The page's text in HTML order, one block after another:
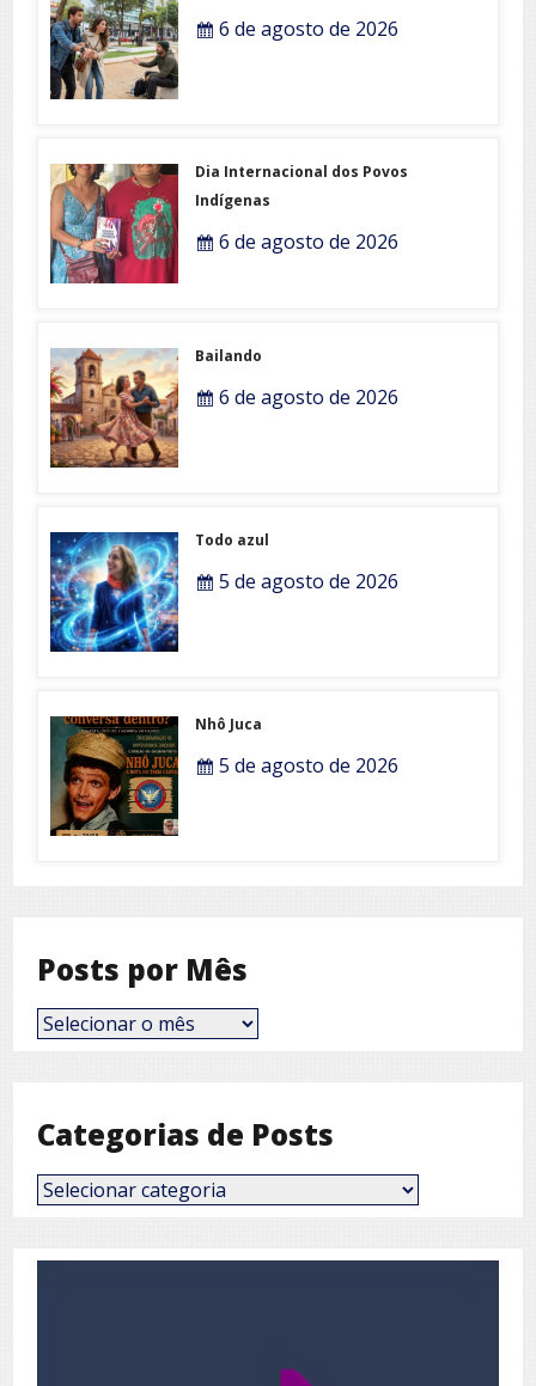
6 de agosto de 2026
Dia Internacional dos Povos
Indígenas
6 de agosto de 2026
Bailando
6 de agosto de 2026
Todo azul
5 de agosto de 2026
Nhô Juca
5 de agosto de 2026
Posts por Mês
Posts
por
Categorias de Posts
Categorias
de